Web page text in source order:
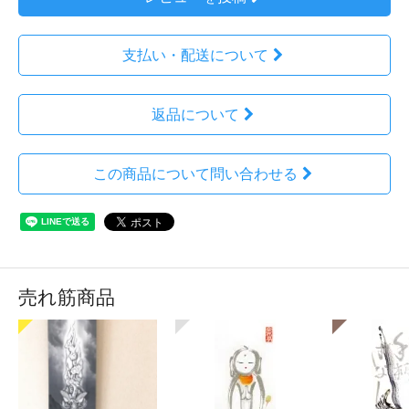
支払い・配送について
返品について
この商品について問い合わせる
売れ筋商品